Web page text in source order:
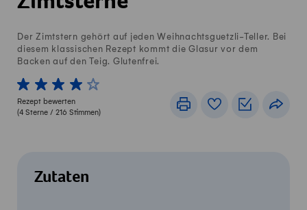
Der Zimtstern gehört auf jeden Weihnachtsguetzli-Teller. Bei
diesem klassischen Rezept kommt die Glasur vor dem
Backen auf den Teig. Glutenfrei.
1 von 5 Sterne
2 von 5 Sterne
3 von 5 Sterne
4 von 5 Sterne
5 von 5 Sterne
Rezept bewerten
(4 Sterne / 216 Stimmen)
DruckenRezeptbuch
Zutaten